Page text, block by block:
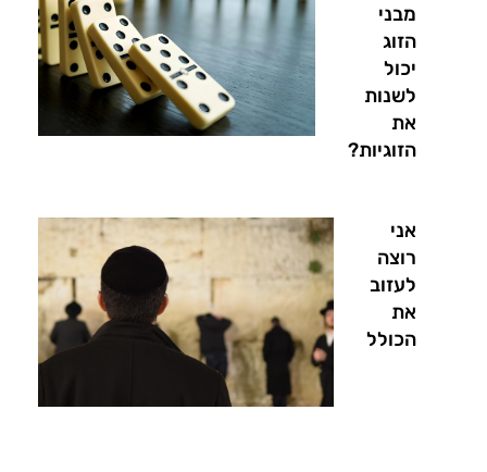
מבני
הזוג
יכול
לשנות
את
הזוגיות?
אני
רוצה
לעזוב
את
הכולל